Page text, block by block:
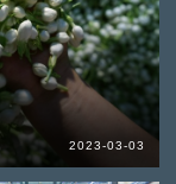
2023-03-03